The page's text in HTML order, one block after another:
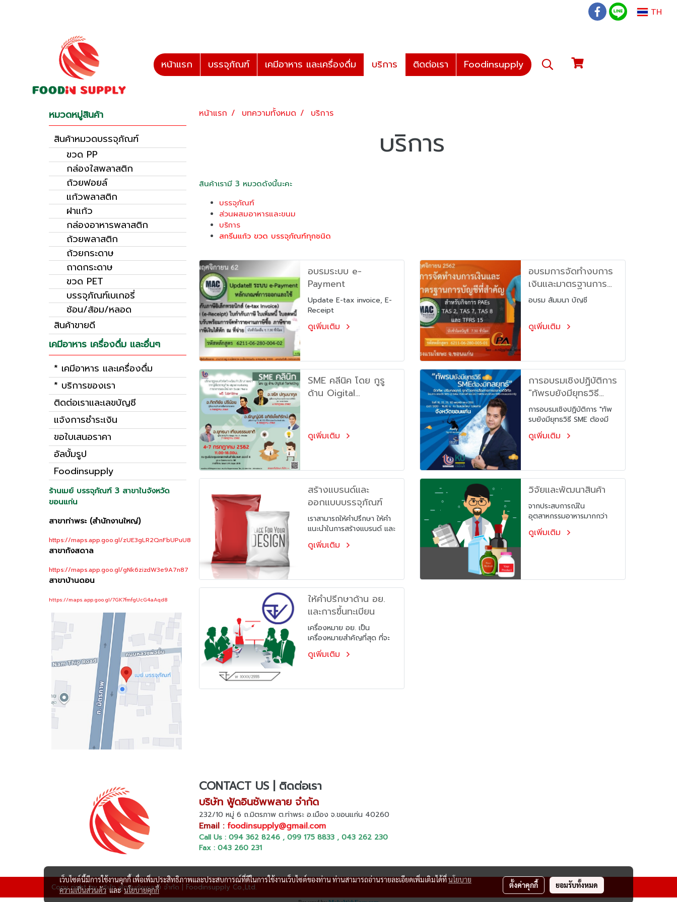
TH
หน้าแรก บรรจุภัณฑ์ เคมีอาหาร และเครื่องดื่ม บริการ ติดต่อเรา Foodinsupply
หน้าแรก บทความทั้งหมด บริการ
บริการ
สินค้าเรามี 3 หมวดดังนี้นะคะ
บรรจุภัณฑ์
ส่วนผสมอาหารและขนม
บริการ
สกรีนแก้ว ขวด บรรจุภัณฑ์ทุกชนิด
อบรมระบบ e-
Payment
Update E-tax invoice, E-
Receipt
ดูเพิ่มเติม
อบรมการจัดทำงบการ
เงินและมาตรฐานการ
บัญชีที่สำคัญ
อบรม สัมมนา บัญชี
ดูเพิ่มเติม
SME คลีนิค โดย กูรู
ด้าน Oigital
ดูเพิ่มเติม
การอบรมเชิงปฏิบัติการ
"ทัพรบยังมียุทธวิธี
SME ต้องมีกลยุทธ์"
โครงการ ยกระดับ
SMEs สู่ Global ด้วย
การค้าออนไลน์ ภายใต้
ตามแนวประชารัฐ จัด
โดย กรมส่งเสริม
อุตสาหกรรม ดำเนิน
การโดย มหาวิทยาลัย
เกษตรศาสตร์
การอบรมเชิงปฏิบัติการ "ทัพ
รบยังมียุทธวิธี SME ต้องมี
กลยุทธ์" โครงการ ยกระดับ
SMEs สู่ Global ด้วยการค้า
ประชารัฐ จัดโดย กรมส่งเสริม
อุตสาหกรรม ดำเนินการโดย
มหาวิทยาลัยเกษตรศาสตร์ วัน
พฤศจิกายน 2561 เวลา 9.00
– 16.30 น. ณ​ โรงแรมโฆษะ
จังหวัดขอนแก่น
ดูเพิ่มเติม
สร้างแบรนด์และ
ออกแบบบรรจุภัณฑ์
เราสามารถให้คำปรึกษา ให้คำ
แนะนำในการสร้างแบรนด์ และ
แนะนำกลยุทธ์ทางการตลาด
รวมทั้งบริการออกแบบฉลาก
ผลิตภัณฑ์ที่สวยงามออกสู่
ตลาด
ดูเพิ่มเติม
วิจัยและพัฒนาสินค้า
จากประสบการณ์ใน
อุตสาหกรรมอาหารมากกว่า
20 ปี เราจึงมีความเชี่ยวชาญ
ในการพัฒนา และปรับปรุง
ดูเพิ่มเติม
ให้คำปรีกษาด้าน อย.
และการขึ้นทะเบียน
เครื่องหมาย อย. เป็น
เครื่องหมายสำคัญที่สุด ที่จะ
ทำให้ผู้บริโภคมั่นใจและเชื่อถือ
ในคุณภาพของสินค้า ก่อน
ๆ เราจึงมีบริการนี้ให้กับลูกค้า
ดูเพิ่มเติม
หมวดหมู่สินค้า
สินค้าหมวดบรรจุภัณฑ์
ขวด PP
กล่องใสพลาสติก
ถ้วยฟอยล์
แก้วพลาสติก
ฝาแก้ว
กล่องอาหารพลาสติก
ถ้วยพลาสติก
ถ้วยกระดาษ
ถาดกระดาษ
ขวด PET
บรรจุภัณฑ์เบเกอรี่
ช้อน/ส้อม/หลอด
สินค้าขายดี
เคมีอาหาร เครื่องดื่ม และอื่นๆ
* เคมีอาหาร และเครื่องดื่ม
* บริการของเรา
ติดต่อเราและเลขบัญชี
แจ้งการชำระเงิน
ขอใบเสนอราคา
อัลบั้มรูป
Foodinsupply
ร้านเมย์ บรรจุภัณฑ์ 3 สาขาในจังหวัด
ขอนแก่น
สาขาท่าพระ (สำนักงานใหญ่)
https://maps.app.goo.gl/zUE3gLR2QnFbUPuU8
สาขากังสดาล
https://maps.app.goo.gl/gNk6zizdW3e9A7n87
สาขาบ้านดอน
https://maps.app.goo.gl/7GK7fmfgUcG4aAqd8
CONTACT US | ติดต่อเรา
บริษัท ฟู้ดอินซัพพลาย จำกัด
232/10 หมู่ 6 ถ.มิตรภาพ ต.ท่าพระ อ.เมือง จ.ขอนแก่น 40260
Email : foodinsupply@gmail.com
Call Us : 094 362 8246 , 099 175 8833 , 043 262 230
Fax : 043 260 231
Copy right by บริษัท ฟู้ดอินซัพพลาย จำกัด | Foodinsupply Co.,Ltd.
เว็บไซต์นี้มีการใช้งานคุกกี้ เพื่อเพิ่มประสิทธิภาพและประสบการณ์ที่ดีในการใช้งานเว็บไซต์ของท่าน ท่านสามารถอ่านรายละเอียดเพิ่มเติมได้ที่นโยบาย
ความเป็นส่วนตัวและนโยบายคุกกี้
ตั้งค่าคุกกี้ ยอมรับทั้งหมด